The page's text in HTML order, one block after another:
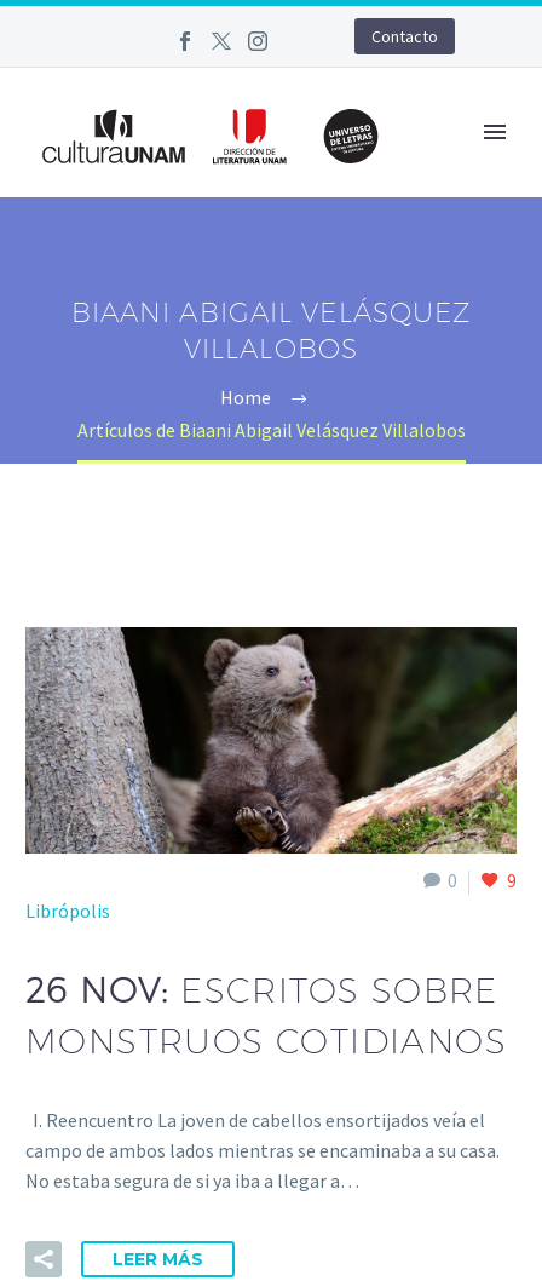
Contacto
BIAANI ABIGAIL VELÁSQUEZ
VILLALOBOS
Home
Artículos de Biaani Abigail Velásquez Villalobos
0
9
Librópolis
26 NOV: ESCRITOS SOBRE
MONSTRUOS COTIDIANOS
I. Reencuentro La joven de cabellos ensortijados veía el
campo de ambos lados mientras se encaminaba a su casa.
No estaba segura de si ya iba a llegar a…
LEER MÁS